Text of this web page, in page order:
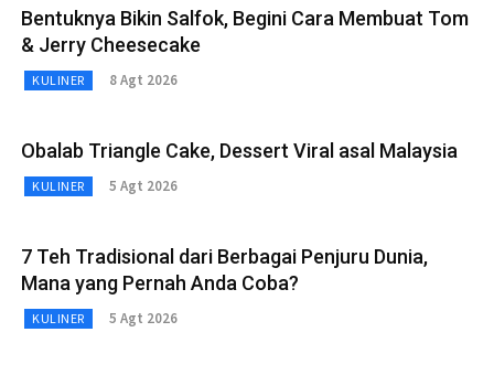
Bentuknya Bikin Salfok, Begini Cara Membuat Tom
& Jerry Cheesecake
KULINER 8 Agt 2026
Obalab Triangle Cake, Dessert Viral asal Malaysia
KULINER 5 Agt 2026
7 Teh Tradisional dari Berbagai Penjuru Dunia,
Mana yang Pernah Anda Coba?
KULINER 5 Agt 2026